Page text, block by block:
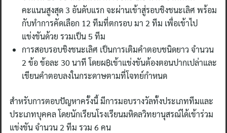
คะแนนสูงสุด 3 อันดับแรก จะผ่านเข้าสู่รอบชิงชนะเลิศ พร้อม
กับทำการคัดเลือก 12 ทีมที่ตกรอบ มา 2 ทีม เพื่อเข้าไป
แข่งขันด้วย รวมเป็น 5 ทีม
การสอบรอบชิงชนะเลิศ เป็นการเติมคำตอบชนิดยาว จำนวน
2 ข้อ ข้อละ 30 นาที โดยผ฿เข้าแข่งขันต้องตอนปากเปล่าและ
เขียนคำตอบลงในกระดาษตามที่โจทย์กำหนด
สำหรับการตอบปัญหาครั้งนี้ มีการมอบรางวัลทั้งประเภททีมและ
ประเภทบุคคล โดยนักเรียนโรงเรียนมหิดลวิทยานุสรณ์ได้เข้าร่วม
แข่งขัน จำนวน 2 ทีม รวม 6 คน